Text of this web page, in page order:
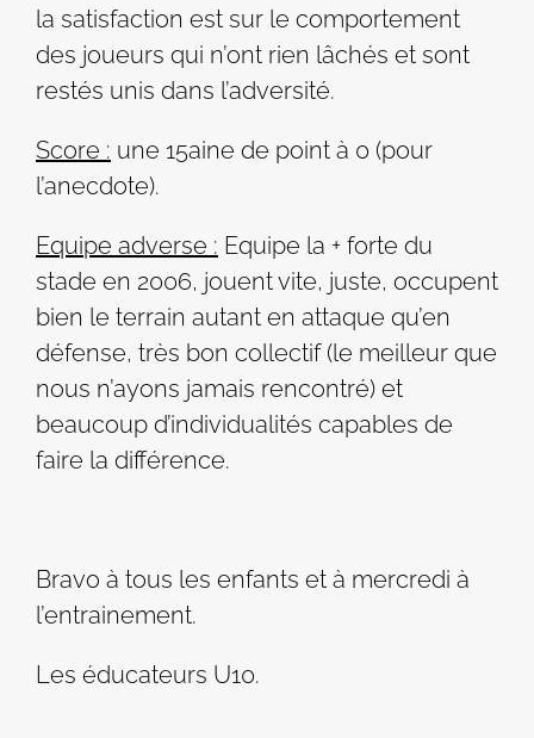
la satisfaction est sur le comportement
des joueurs qui n’ont rien lâchés et sont
restés unis dans l’adversité.
Score : une 15aine de point à 0 (pour
l’anecdote).
Equipe adverse : Equipe la + forte du
stade en 2006, jouent vite, juste, occupent
bien le terrain autant en attaque qu’en
défense, très bon collectif (le meilleur que
nous n’ayons jamais rencontré) et
beaucoup d’individualités capables de
faire la différence.
Bravo à tous les enfants et à mercredi à
l’entrainement.
Les éducateurs U10.